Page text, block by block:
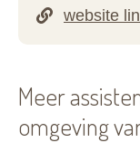
Meer
omgeving